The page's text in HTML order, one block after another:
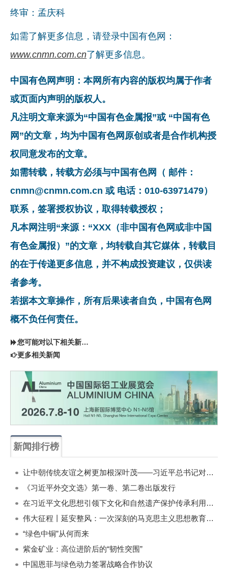
终审：孟庆科
如需了解更多信息，请登录中国有色网：
www.cnmn.com.cn了解更多信息。
中国有色网声明：本网所有内容的版权均属于作者
或页面内声明的版权人。
凡注明文章来源为“中国有色金属报”或 “中国有色
网”的文章，均为中国有色网原创或者是合作机构授
权同意发布的文章。
如需转载，转载方必须与中国有色网（ 邮件：
cnmn@cnmn.com.cn 或 电话：010-63971479）
联系，签署授权协议，取得转载授权；
凡本网注明“来源：“XXX（非中国有色网或非中国
有色金属报）”的文章，均转载自其它媒体，转载目
的在于传递更多信息，并不构成投资建议，仅供读
者参考。
若据本文章操作，所有后果读者自负，中国有色网
概不负任何责任。
您可能对以下相关新闻同样感兴趣
更多相关新闻
新闻排行榜
让中朝传统友谊之树更加根深叶茂——习近平总书记对朝鲜进行国事访问纪实
《习近平外交文选》第一卷、第二卷出版发行
在习近平文化思想引领下文化和自然遗产保护传承利用工作开创新局面
伟大征程丨延安整风：一次深刻的马克思主义思想教育运动
“绿色中铜”从何而来
紫金矿业：高位进阶后的“韧性突围”
中国恩菲与绿色动力签署战略合作协议